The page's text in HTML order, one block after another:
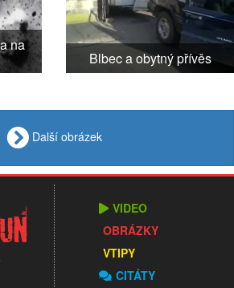
na
Blbec a obytný přívěs
Další obrázek
VIDEO
OBRÁZKY
VTIPY
CITÁTY